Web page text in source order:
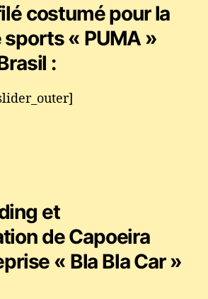
costumé pour la
« PUMA »
:
et
de Capoeira
« Bla Bla Car »